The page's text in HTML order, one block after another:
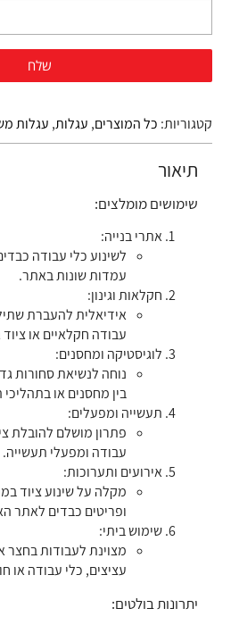
קטגוריות: כל המוצרים, עגלות, עגלות
תיאור
שימושים מומלצים:
אתרי בנייה:
לשינוע כלי עבודה
עמדות שונות באתר.
חקלאות וגינון:
אידיאלית להעברת
עבודה חקלאיים או ציוד
לוגיסטיקה ומחסנים:
נוחה לנשיאת סחורות
בין מחסנים או
תעשייה ומפעלים:
פתרון מושלם להובלת
עבודה ומפעלי תעשייה.
אירועים ותערוכות:
מקלה על שינוע ציוד
ופריטים כבדים לאתר
שימוש ביתי:
מצוינת לעבודות בחצר
עציצים, כלי עבודה או
יתרונות בולטים: